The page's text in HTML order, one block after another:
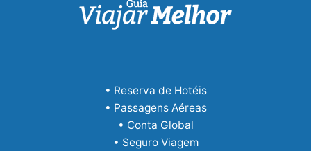
• Reserva de Hotéis
• Passagens Aéreas
• Conta Global
• Seguro Viagem